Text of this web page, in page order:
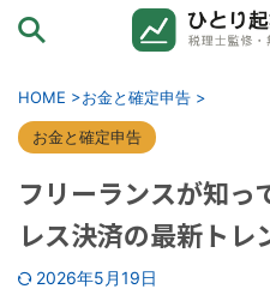
カテゴリーから探す
売上ゼロ
HOME >お金と確定申告 >
お金と確定申告
フリーランスが知っ
レス決済の最新トレ
2026年5月19日